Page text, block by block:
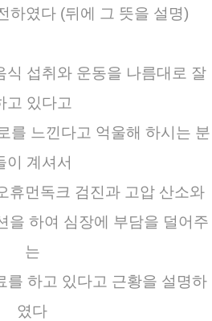
하였다 (뒤에 그 뜻을 설명)
식 섭취와 운동을 나름대로 잘
고 있다고
를 느낀다고 억울해 하시는 분
이 계셔서
휴먼독크 검진과 고압 산소와
을 하여 심장에 부담을 덜어주
는
를 하고 있다고 근황을 설명하
였다